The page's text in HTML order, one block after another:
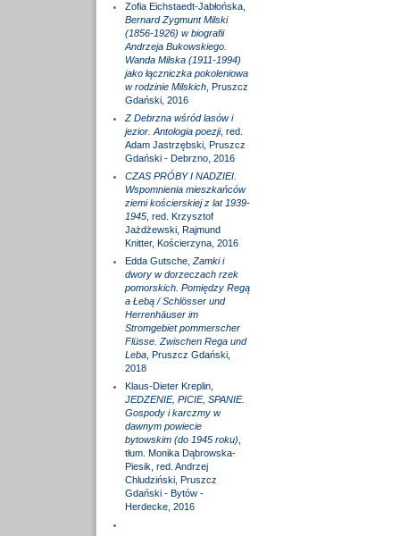
Zofia Eichstaedt-Jabłońska,
Bernard Zygmunt Milski
(1856-1926) w biografii
Andrzeja Bukowskiego.
Wanda Milska (1911-1994)
jako łączniczka pokoleniowa
w rodzinie Milskich, Pruszcz
Gdański, 2016
Z Debrzna wśród lasów i
jezior. Antologia poezji, red.
Adam Jastrzębski, Pruszcz
Gdański - Debrzno, 2016
CZAS PRÓBY I NADZIEI.
Wspomnienia mieszkańców
ziemi kościerskiej z lat 1939-
1945, red. Krzysztof
Jażdżewski, Rajmund
Knitter, Kościerzyna, 2016
Edda Gutsche, Zamki i
dwory w dorzeczach rzek
pomorskich. Pomiędzy Regą
a Łebą / Schlösser und
Herrenhäuser im
Stromgebiet pommerscher
Flüsse. Zwischen Rega und
Leba, Pruszcz Gdański,
2018
Klaus-Dieter Kreplin,
JEDZENIE, PICIE, SPANIE.
Gospody i karczmy w
dawnym powiecie
bytowskim (do 1945 roku)
tłum. Monika Dąbrowska-
Piesik, red. Andrzej
Chludziński, Pruszcz
Gdański - Bytów -
Herdecke, 2016